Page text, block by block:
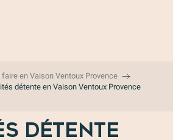
faire en Vaison Ventoux Provence
détente en Vaison Ventoux Provence
DÉTENTE